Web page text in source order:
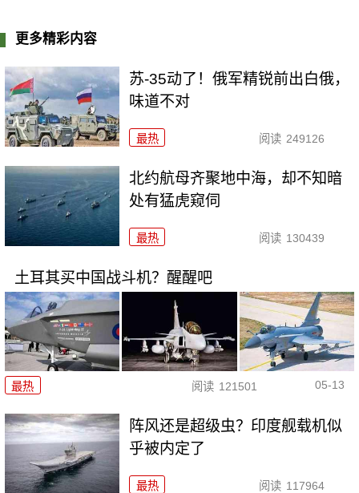
更多精彩内容
苏-35动了！俄军精锐前出白俄，
味道不对
最热 阅读 249126
北约航母齐聚地中海，却不知暗
处有猛虎窥伺
最热 阅读 130439
土耳其买中国战斗机？醒醒吧
最热 阅读 121501 05-13
阵风还是超级虫？印度舰载机似
乎被内定了
最热 阅读 117964